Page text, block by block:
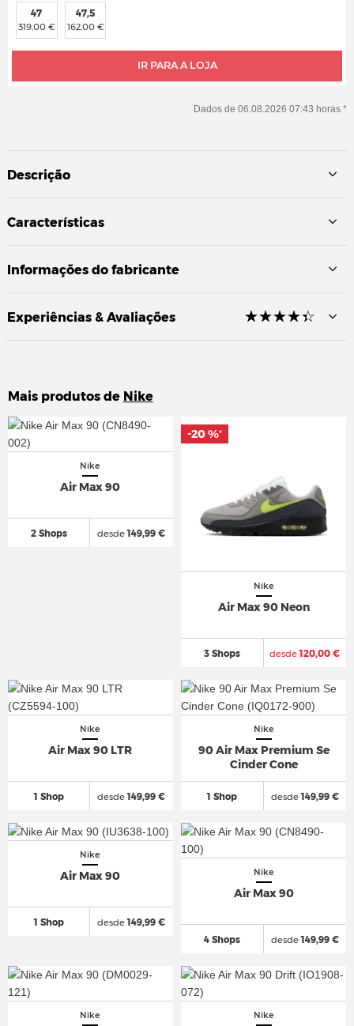
IR PARA A LOJA
47
319,00 €
47,5
162,00 €
Dados de 06.08.2026 07:43 horas *
Descrição
Características
Informações do fabricante
Experiências & Avaliações ☆☆☆☆☆
★★★★★
Mais produtos de Nike
Nike
Air Max 90
2 Shops desde149,99 €
Nike
Air Max 90 Neon
3 Shops desde120,00 €
-20 %*
-20 %*
Nike
Air Max 90 LTR
1 Shop desde149,99 €
Nike
90 Air Max Premium Se
Cinder Cone
1 Shop desde149,99 €
Nike
Air Max 90
1 Shop desde149,99 €
Nike
Air Max 90
4 Shops desde149,99 €
Nike Nike